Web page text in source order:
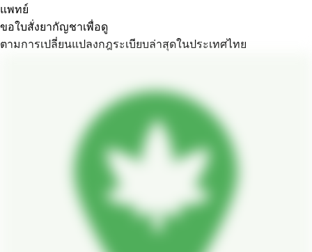
แพทย์
ขอใบสั่งยากัญชาเพื่อดู
ตามการเปลี่ยนแปลงกฎระเบียบล่าสุดในประเทศไทย